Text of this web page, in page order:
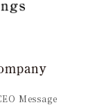
Message